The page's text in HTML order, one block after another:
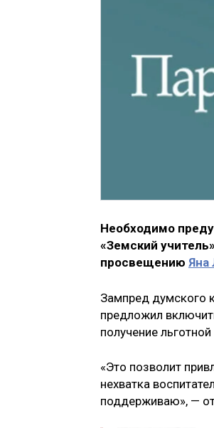
Необходимо
«Земский
просвещению Яна
Зампред думского
предложил
получение
«Это позволит
нехватка
поддерживаю», —